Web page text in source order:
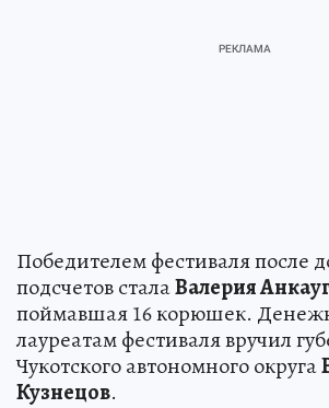
Победителем фестиваля после
подсчетов сталаВалерия
поймавшая 16 корюшек.
лауреатам фестиваля вручил
Чукотского автономного округа
Кузнецов.